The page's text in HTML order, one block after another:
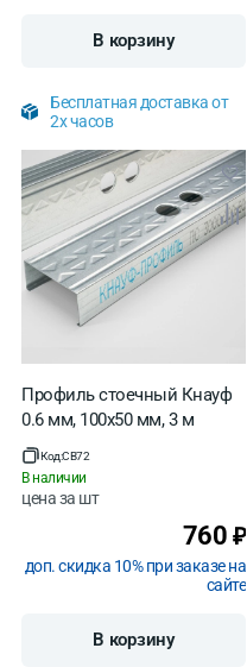
В корзину
Бесплатная доставка от
2х часов
Профиль стоечный Кнауф
0.6 мм, 100х50 мм, 3 м
Код:CB72
В наличии
цена за шт
760 ₽
доп. скидка 10% при заказе на
сайте
В корзину